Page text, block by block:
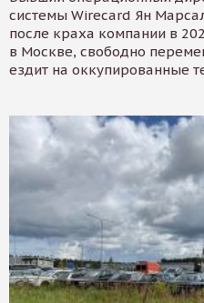
системы Wirecard Ян
после краха компании в
в Москве, свободно
ездит на оккупированные